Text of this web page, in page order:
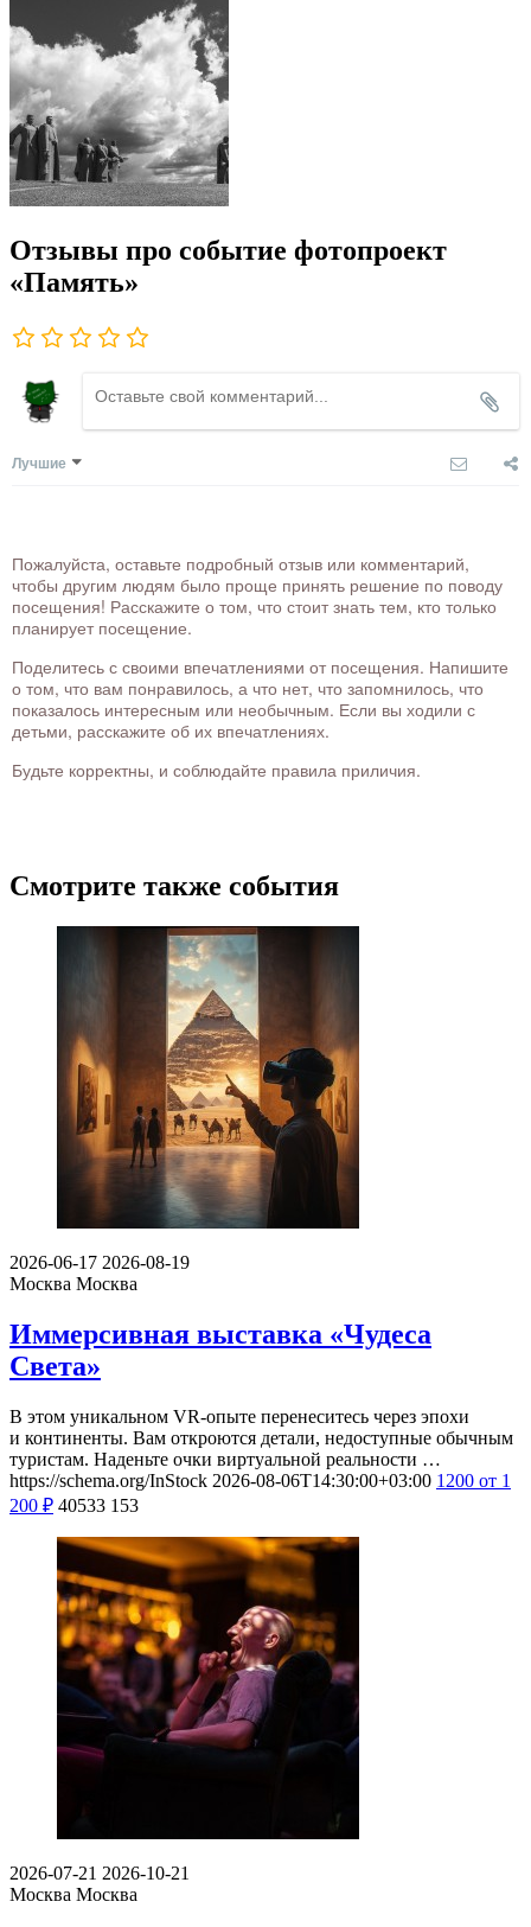
Отзывы про событие фотопроект
«Память»
Лучшие
Пожалуйста, оставьте подробный отзыв или комментарий,
чтобы другим людям было проще принять решение по поводу
посещения! Расскажите о том, что стоит знать тем, кто только
планирует посещение.
Поделитесь с своими впечатлениями от посещения. Напишите
о том, что вам понравилось, а что нет, что запомнилось, что
показалось интересным или необычным. Если вы ходили с
детьми, расскажите об их впечатлениях.
Будьте корректны, и соблюдайте правила приличия.
Смотрите также события
2026-06-17 2026-08-19
Москва Москва
Иммерсивная выставка «Чудеса
Света»
В этом уникальном VR-опыте перенеситесь через эпохи
и континенты. Вам откроются детали, недоступные обычным
туристам. Наденьте очки виртуальной реальности …
https://schema.org/InStock 2026-08-06T14:30:00+03:00 1200 от 1
200 ₽ 40533 153
2026-07-21 2026-10-21
Москва Москва